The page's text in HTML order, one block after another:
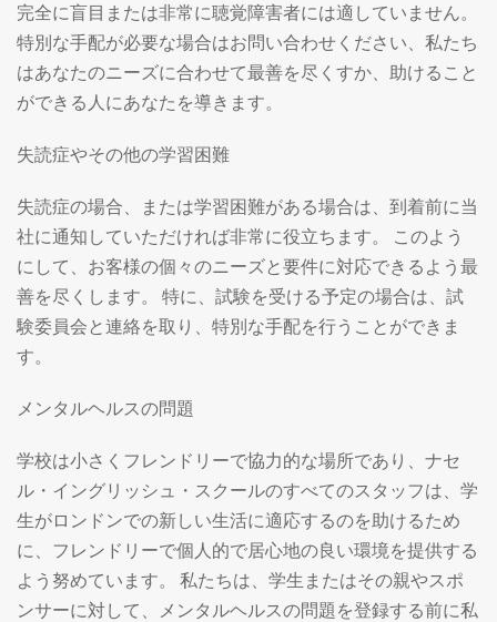
完全に盲目または非常に聴覚障害者には適していません。
特別な手配が必要な場合はお問い合わせください、私たち
はあなたのニーズに合わせて最善を尽くすか、助けること
ができる人にあなたを導きます。
失読症やその他の学習困難
失読症の場合、または学習困難がある場合は、到着前に当
社に通知していただければ非常に役立ちます。 このよう
にして、お客様の個々のニーズと要件に対応できるよう最
善を尽くします。 特に、試験を受ける予定の場合は、試
験委員会と連絡を取り、特別な手配を行うことができま
す。
メンタルヘルスの問題
学校は小さくフレンドリーで協力的な場所であり、ナセ
ル・イングリッシュ・スクールのすべてのスタッフは、学
生がロンドンでの新しい生活に適応するのを助けるため
に、フレンドリーで個人的で居心地の良い環境を提供する
よう努めています。 私たちは、学生またはその親やスポ
ンサーに対して、メンタルヘルスの問題を登録する前に私